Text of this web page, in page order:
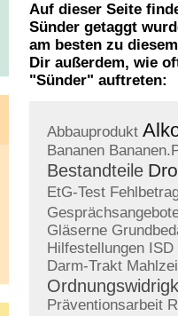
Auf dieser Seite
Sünder getaggt
am besten zu
Dir außerdem, wie
"Sünder" auftreten:
Abbauprodukt
Bananen
Bestandteile
EtG-Test
Gläserne
Hilfestellungen ISD
Darm-Trakt
Präventionsarbeit